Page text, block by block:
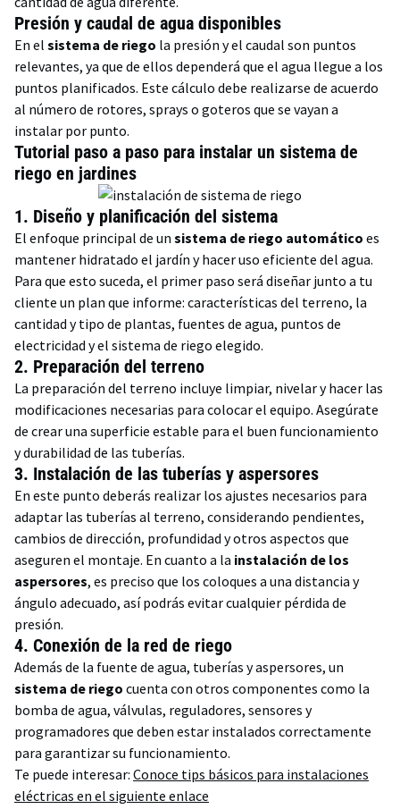
Presión y caudal de agua disponibles
En el sistema de riego la presión y el caudal son puntos
relevantes, ya que de ellos dependerá que el agua llegue a los
puntos planificados. Este cálculo debe realizarse de acuerdo
al número de rotores, sprays o goteros que se vayan a
instalar por punto.
Tutorial paso a paso para instalar un sistema de
riego en jardines
1. Diseño y planificación del sistema
El enfoque principal de un sistema de riego automático es
mantener hidratado el jardín y hacer uso eficiente del agua.
Para que esto suceda, el primer paso será diseñar junto a tu
cliente un plan que informe: características del terreno, la
cantidad y tipo de plantas, fuentes de agua, puntos de
electricidad y el sistema de riego elegido.
2. Preparación del terreno
La preparación del terreno incluye limpiar, nivelar y hacer las
modificaciones necesarias para colocar el equipo. Asegúrate
de crear una superficie estable para el buen funcionamiento
y durabilidad de las tuberías.
3. Instalación de las tuberías y aspersores
En este punto deberás realizar los ajustes necesarios para
adaptar las tuberías al terreno, considerando pendientes,
cambios de dirección, profundidad y otros aspectos que
aseguren el montaje. En cuanto a la instalación de los
aspersores, es preciso que los coloques a una distancia y
ángulo adecuado, así podrás evitar cualquier pérdida de
presión.
4. Conexión de la red de riego
Además de la fuente de agua, tuberías y aspersores, un
sistema de riego cuenta con otros componentes como la
bomba de agua, válvulas, reguladores, sensores y
programadores que deben estar instalados correctamente
para garantizar su funcionamiento.
Te puede interesar: Conoce tips básicos para instalaciones
eléctricas en el siguiente enlace